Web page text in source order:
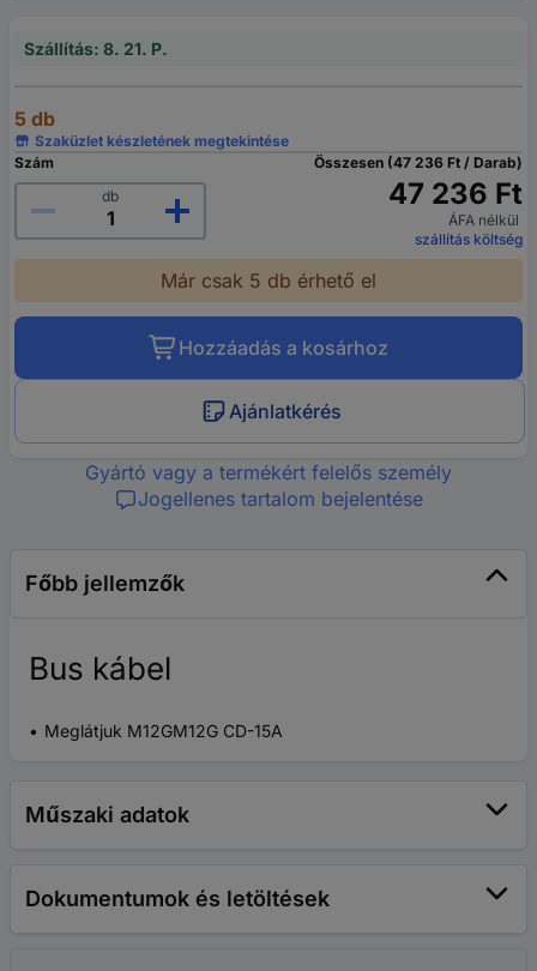
Szállítás: 8. 21. P.
5 db
Szaküzlet készletének megtekintése
Szám
db
Összesen (47 236 Ft / Darab)
47 236 Ft
ÁFA nélkül
szállítás költség
Már csak 5 db érhető el
Hozzáadás a kosárhoz
Ajánlatkérés
Gyártó vagy a termékért felelős személy
Jogellenes tartalom bejelentése
Főbb jellemzők
Bus kábel
Meglátjuk M12GM12G CD-15A
Műszaki adatok
Dokumentumok és letöltések